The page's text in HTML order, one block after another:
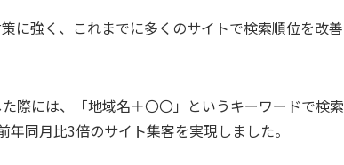
に強く、これまでに多くのサイトで検索順位を改善
際には、「地域名＋〇〇」というキーワードで検索
同月比3倍のサイト集客を実現しました。